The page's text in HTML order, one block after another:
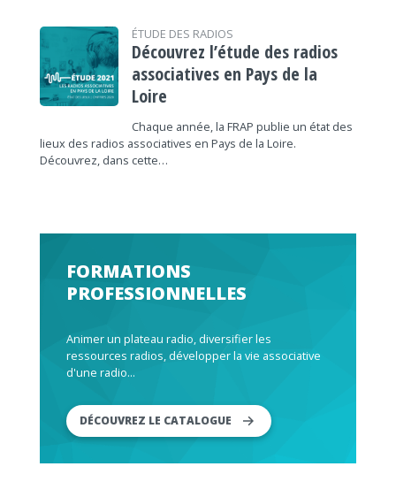
ÉTUDE DES RADIOS
Découvrez l’étude des radios
associatives en Pays de la
Loire
Chaque année, la FRAP publie un état des
lieux des radios associatives en Pays de la Loire.
Découvrez, dans cette…
FORMATIONS
PROFESSIONNELLES
Animer un plateau radio, diversifier les
ressources radios, développer la vie associative
d'une radio...
DÉCOUVREZ LE CATALOGUE